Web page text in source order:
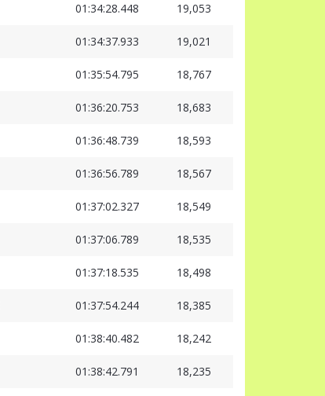
01:34:28.448 19,053
01:34:37.933 19,021
01:35:54.795 18,767
01:36:20.753 18,683
01:36:48.739 18,593
01:36:56.789 18,567
01:37:02.327 18,549
01:37:06.789 18,535
01:37:18.535 18,498
01:37:54.244 18,385
01:38:40.482 18,242
01:38:42.791 18,235